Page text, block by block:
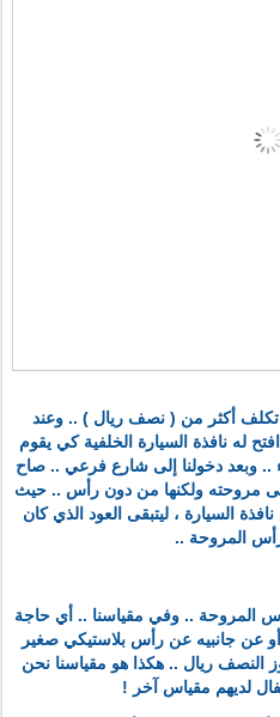
أكثر من ( نصف ريال ) .. وعند
له نافذة السيارة الخلفية كي يقوم
.. وبعد دخولنا إلى شارع فرعي .. صاح
إلى مروحته ولكنها من دون رأس .. حيث
السيارة ، ليتبقى العود الذي كان
المروحة ..
المروحة .. وفي مقياسنا .. أي حاجة
عن جانبيه عن رأس بلاستيكي صغير
النصف ريال .. هكذا هو مقياسنا نحن
لديهم مقياس آخر !